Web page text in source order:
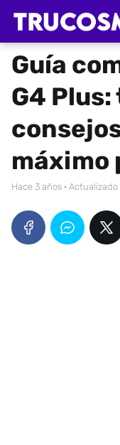
Guía
G4
máximo
hace 3 años ·